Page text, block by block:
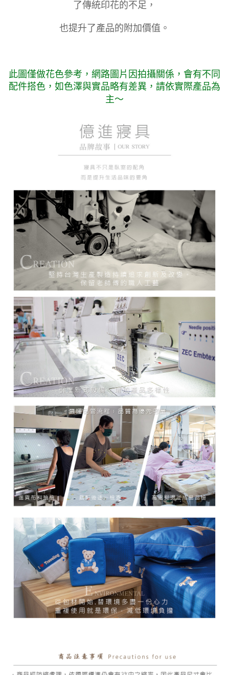
了傳統印花的不足，
也提升了產品的附加價值。
此圖僅做花色參考， 網路圖片因拍攝關係，會有不同
配件搭色，如色澤與實品略有差異，請依實際產品為
主～